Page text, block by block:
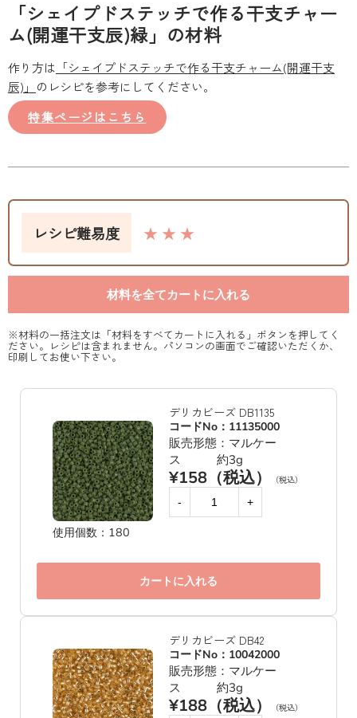
「シェイプドステッチで作る干支チャー
ム(開運干支辰)緑」の材料
作り方は 「シェイプドステッチで作る干支チャーム(開運干支
辰)」 のレシピを参考にしてください。
特集ページはこちら
レシピ難易度 ★ ★ ★
材料を全てカートに入れる
※材料の一括注文は「材料をすべてカートに入れる」ボタンを押してく
ださい。レシピは含まれません。パソコンの画面でご確認いただくか、
印刷してお使い下さい。
使用個数：180
デリカビーズ DB1135
コードNo：11135000
販売形態：マルケー
ス 約3g
¥158（税込） （税込）
- +
カートに入れる
デリカビーズ DB42
コードNo：10042000
販売形態：マルケー
ス 約3g
¥188（税込） （税込）